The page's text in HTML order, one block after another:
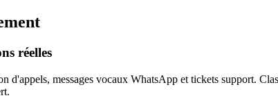
réelles
d'appels, messages vocaux WhatsApp et tickets support.